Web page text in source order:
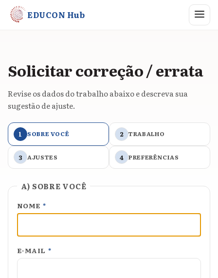
EDUCON Hub Abrir
Solicitar correção / errata
Revise os dados do trabalho abaixo e descreva sua
sugestão de ajuste.
1 SOBRE VOCÊ 2 TRABALHO
3 AJUSTES 4 PREFERÊNCIAS
A) SOBRE VOCÊ
NOME *
E-MAIL *